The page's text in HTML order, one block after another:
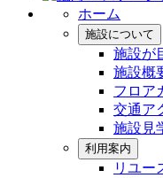
ホーム
施設について
施設が
施設概
フロア
交通ア
施設見
利用案内
リユー